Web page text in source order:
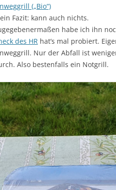
(„Bio“)
Fazit: kann auch nichts.
habe ich ihn
des HR hat’s mal probiert.
Nur der Abfall ist
Also bestenfalls ein Notgrill.